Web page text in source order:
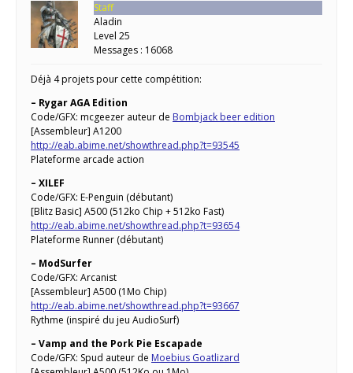
Staff
Aladin
Level 25
Messages : 16068
Déjà 4 projets pour cette compétition:
– Rygar AGA Edition
Code/GFX: mcgeezer auteur de Bombjack beer edition
[Assembleur] A1200
http://eab.abime.net/showthread.php?t=93545
Plateforme arcade action
– XILEF
Code/GFX: E-Penguin (débutant)
[Blitz Basic] A500 (512ko Chip + 512ko Fast)
http://eab.abime.net/showthread.php?t=93654
Plateforme Runner (débutant)
– ModSurfer
Code/GFX: Arcanist
[Assembleur] A500 (1Mo Chip)
http://eab.abime.net/showthread.php?t=93667
Rythme (inspiré du jeu AudioSurf)
– Vamp and the Pork Pie Escapade
Code/GFX: Spud auteur de Moebius Goatlizard